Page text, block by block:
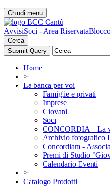
Chiudi menu
AvvisiSoci - Area Riservata
Cerca
Home
>
La banca per voi
Famiglie e privati
Imprese
Giovani
Soci
CONCORDIA – La
Archivio fotografico
Concordiam -
Premi di Studio
Calendario Eventi
>
Catalogo Prodotti